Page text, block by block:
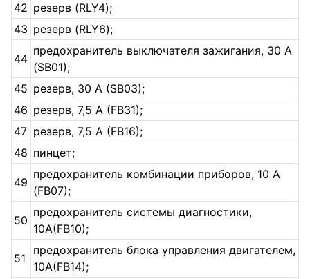
42 резерв (RLY4);
43 резерв (RLY6);
44
предохранитель выключателя зажигания, 30 A
(SB01);
45 резерв, 30 A (SB03);
46 резерв, 7,5 A (FB31);
47 резерв, 7,5 A (FB16);
48 пинцет;
49
предохранитель комбинации приборов, 10 A
(FB07);
50
предохранитель системы диагностики,
10A(FB10);
51
предохранитель блока управления двигателем,
10A(FB14);